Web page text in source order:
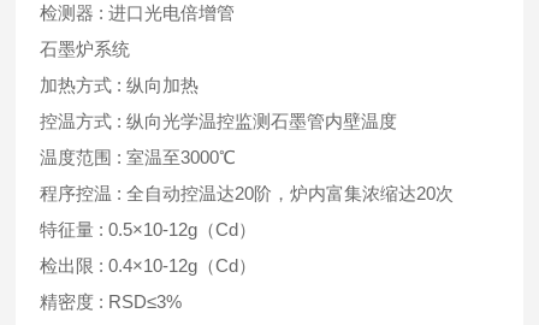
检测器 : 进口光电倍增管
石墨炉系统
加热方式 : 纵向加热
控温方式 : 纵向光学温控监测石墨管内壁温度
温度范围 : 室温至3000℃
程序控温 : 全自动控温达20阶，炉内富集浓缩达20次
特征量 : 0.5×10-12g（Cd）
检出限 : 0.4×10-12g（Cd）
精密度 : RSD≤3%